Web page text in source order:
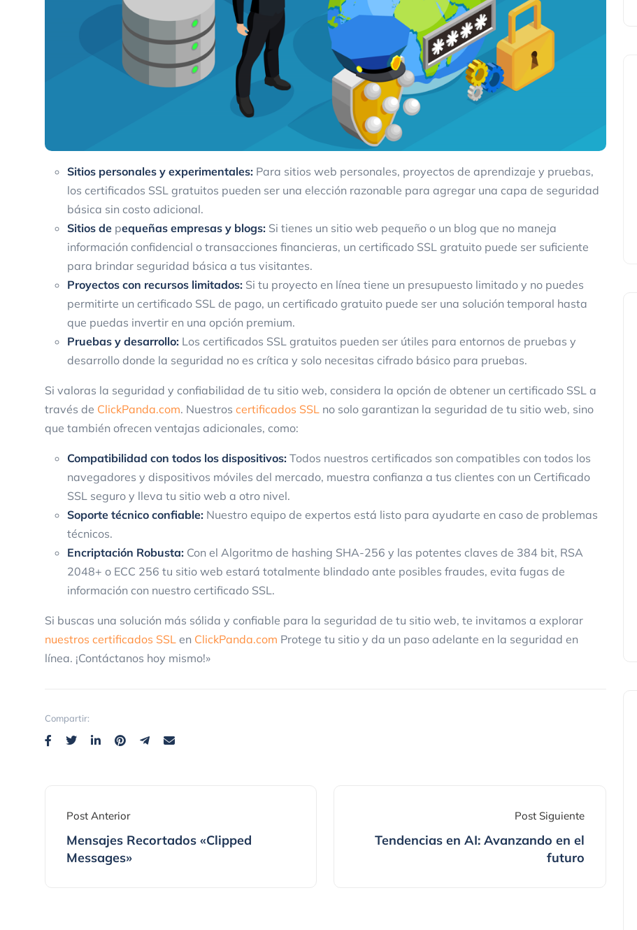
Sitios personales y experimentales: Para sitios web personales, proyectos de aprendizaje y pruebas,
los certificados SSL gratuitos pueden ser una elección razonable para agregar una capa de seguridad
básica sin costo adicional.
Sitios de pequeñas empresas y blogs: Si tienes un sitio web pequeño o un blog que no maneja
información confidencial o transacciones financieras, un certificado SSL gratuito puede ser suficiente
para brindar seguridad básica a tus visitantes.
Proyectos con recursos limitados: Si tu proyecto en línea tiene un presupuesto limitado y no puedes
permitirte un certificado SSL de pago, un certificado gratuito puede ser una solución temporal hasta
que puedas invertir en una opción premium.
Pruebas y desarrollo: Los certificados SSL gratuitos pueden ser útiles para entornos de pruebas y
desarrollo donde la seguridad no es crítica y solo necesitas cifrado básico para pruebas.
Si valoras la seguridad y confiabilidad de tu sitio web, considera la opción de obtener un certificado SSL a
través de ClickPanda.com. Nuestros certificados SSL no solo garantizan la seguridad de tu sitio web, sino
que también ofrecen ventajas adicionales, como:
Compatibilidad con todos los dispositivos: Todos nuestros certificados son compatibles con todos los
navegadores y dispositivos móviles del mercado, muestra confianza a tus clientes con un Certificado
SSL seguro y lleva tu sitio web a otro nivel.
Soporte técnico confiable: Nuestro equipo de expertos está listo para ayudarte en caso de problemas
técnicos.
Encriptación Robusta: Con el Algoritmo de hashing SHA-256 y las potentes claves de 384 bit, RSA
2048+ o ECC 256 tu sitio web estará totalmente blindado ante posibles fraudes, evita fugas de
información con nuestro certificado SSL.
Si buscas una solución más sólida y confiable para la seguridad de tu sitio web, te invitamos a explorar
nuestros certificados SSL en ClickPanda.com Protege tu sitio y da un paso adelante en la seguridad en
línea. ¡Contáctanos hoy mismo!»
Compartir:
Post Anterior
Mensajes Recortados «Clipped
Messages»
Post Siguiente
Tendencias en AI: Avanzando en el
futuro
Marketing
Compraron Usando SMS y Promociones
ClickPanda 13 noviembre 2025